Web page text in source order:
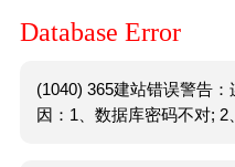
Database Error
(1040) 365建站错误警告
因：1、数据库密码不对; 2